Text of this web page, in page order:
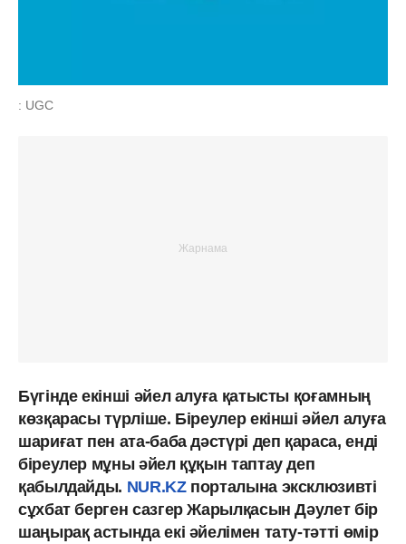
: UGC
Бүгінде екінші әйел алуға қатысты қоғамның
көзқарасы түрліше. Біреулер екінші әйел алуға
шариғат пен ата-баба дәстүрі деп қараса, енді
біреулер мұны әйел құқын таптау деп
қабылдайды. NUR.KZ порталына эксклюзивті
сұхбат берген сазгер Жарылқасын Дәулет бір
шаңырақ астында екі әйелімен тату-тәтті өмір